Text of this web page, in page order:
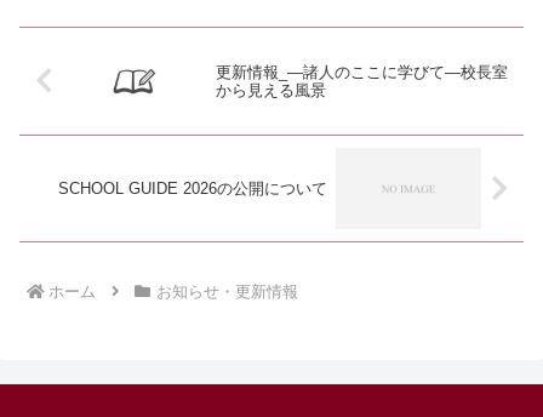
更新情報_―諸人のここに学びて―校長室
から見える風景
SCHOOL GUIDE 2026の公開について
ホーム お知らせ・更新情報